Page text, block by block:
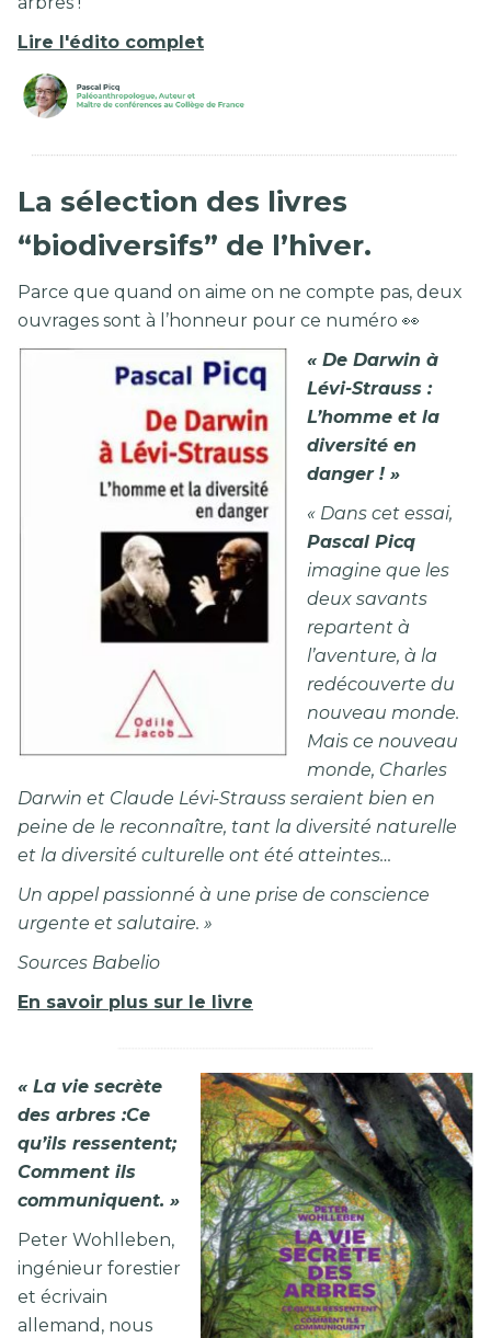
Lire l'édito complet
La sélection des livres
“biodiversifs” de l’hiver.
Parce que quand on aime on ne compte pas, deux
ouvrages sont à l’honneur pour ce numéro 👀
« De Darwin à
Lévi-Strauss :
L’homme et la
diversité en
danger ! »
« Dans cet essai,
Pascal Picq
imagine que les
deux savants
repartent à
l’aventure, à la
redécouverte du
nouveau monde.
Mais ce nouveau
monde, Charles
Darwin et Claude Lévi-Strauss seraient bien en
peine de le reconnaître, tant la diversité naturelle
et la diversité culturelle ont été atteintes…
Un appel passionné à une prise de conscience
urgente et salutaire. »
Sources Babelio
En savoir plus sur le livre
« La vie secrète
des arbres :Ce
qu’ils ressentent;
Comment ils
communiquent. »
Peter Wohlleben,
ingénieur forestier
et écrivain
allemand, nous